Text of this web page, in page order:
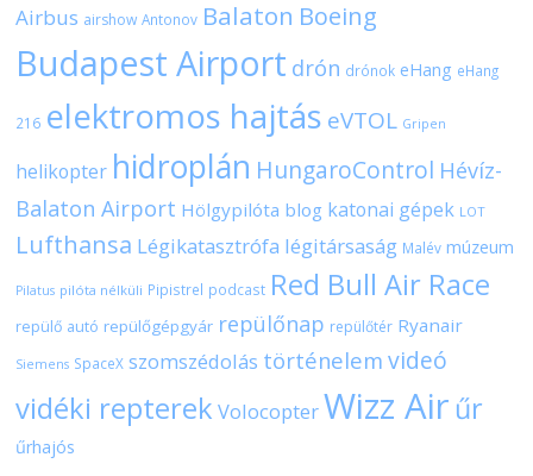
Airbus airshow Antonov Balaton Boeing
Budapest Airport drón drónok eHang eHang
216 elektromos hajtás eVTOL Gripen
helikopter hidroplán HungaroControl Hévíz-
Balaton Airport Hölgypilóta blog katonai gépek LOT
Lufthansa Légikatasztrófa légitársaság Malév múzeum
Pilatus pilóta nélküli Pipistrel podcast Red Bull Air Race
repülő autó repülőgépgyár repülőnap repülőtér Ryanair
Siemens SpaceX szomszédolás történelem videó
vidéki repterek VolocopterWizz Air űr
űrhajós